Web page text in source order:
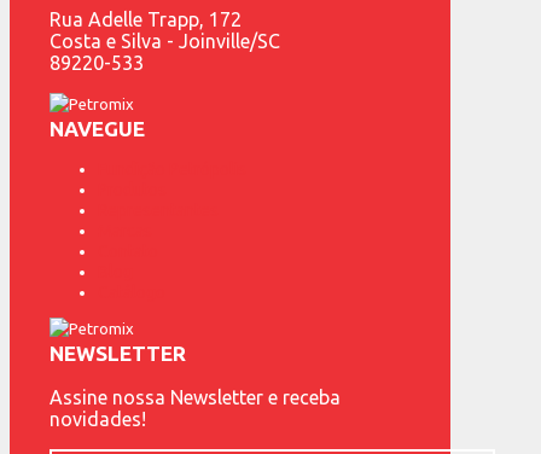
Rua Adelle Trapp, 172
Costa e Silva - Joinville/SC
89220-533
NAVEGUE
NEWSLETTER
Assine nossa Newsletter e receba
novidades!